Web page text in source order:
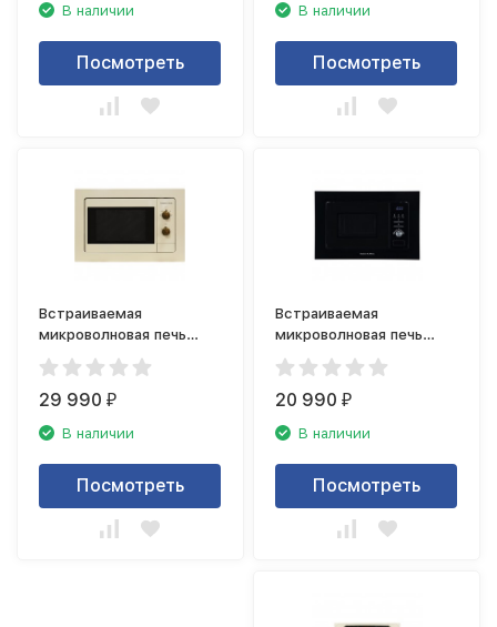
В наличии
Посмотреть
В наличии
Посмотреть
Встраиваемая
микроволновая печь
Zigmund Shtain BMO
18.172 X
29 990₽
В наличии
Посмотреть
Встраиваемая
микроволновая печь
Zigmund Shtain BMO
16.202 B
20 990₽
В наличии
Посмотреть